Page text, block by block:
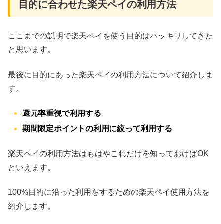
目的に合わせた楽天ペイの利用方法
ここまでの説明で楽天ペイを使う目的はハッキリしてきた
と思います。
最後に目的にあった楽天ペイの利用方法について紹介しま
す。
還元率重視で利用する
期間限定ポイントの利用に絞って利用する
楽天ペイの利用方法はもはやこれだけを知っておけばOK
といえます。
100%目的に沿った利用をするための楽天ペイ使用方法を
紹介します。